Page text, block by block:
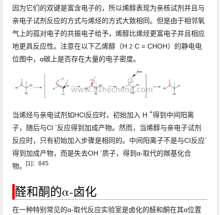
因为它们的双键是富含电子的，所以烯醇表现为亲核试剂并且与
亲电子试剂 反应的方式与烯烃的方式大致相同。但是由于相邻氧
气 上的孤对电子的共振电子给予，烯醇比烯烃更富电子并且相应
地更具反应性。 注意在以下乙烯醇（H2 C = CHOH）的静电电
位图中，α碳上是否存在大量的电子密度。
当烯烃与亲电试剂如HCl反应时，初始加入 H+得到中间 阳离
子，随后与Cl-反应得到加成产物。然而，当烯醇与亲电子试剂
反应时，只有初始加入步骤是相同的。 中间阳离子不是与CI反应-
得到加成产物，而是失去OH-质子，得到α-取代的羰基化合
物。[1] ：845
醛和酮的α-卤化
在一种特别常见的α-取代反应实验室是卤化的醛和酮在其α位置